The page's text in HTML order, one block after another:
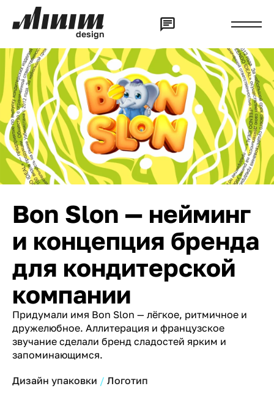
design
Bon Slon — нейминг
и концепция бренда
для кондитерской
компании
Придумали имя Bon Slon — лёгкое, ритмичное и
дружелюбное. Аллитерация и французское
звучание сделали бренд сладостей ярким и
запоминающимся.
Дизайн упаковки Логотип